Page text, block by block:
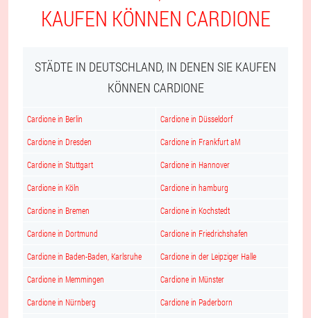
KAUFEN KÖNNEN CARDIONE
STÄDTE IN DEUTSCHLAND, IN DENEN SIE KAUFEN
KÖNNEN CARDIONE
Cardione in Berlin Cardione in Düsseldorf
Cardione in Dresden Cardione in Frankfurt aM
Cardione in Stuttgart Cardione in Hannover
Cardione in Köln Cardione in hamburg
Cardione in Bremen Cardione in Kochstedt
Cardione in Dortmund Cardione in Friedrichshafen
Cardione in Baden-Baden, Karlsruhe Cardione in der Leipziger Halle
Cardione in Memmingen Cardione in Münster
Cardione in Nürnberg Cardione in Paderborn